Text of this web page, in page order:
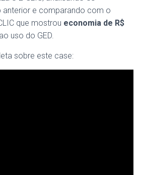
anterior e comparando com o
que mostrou economia de R$
uso do GED.
sobre este case: